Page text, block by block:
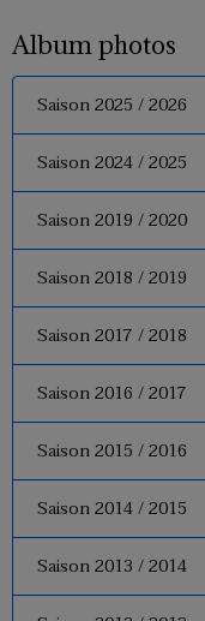
Album photos
Saison 2025 / 2026
Saison 2024 / 2025
Saison 2019 / 2020
Saison 2018 / 2019
Saison 2017 / 2018
Saison 2016 / 2017
Saison 2015 / 2016
Saison 2014 / 2015
Saison 2013 / 2014